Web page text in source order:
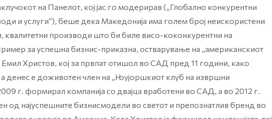
на Панелот, кој јас го модерирав („Глобално конкурентни
и услуги“), беше дека Македонија има голем број неискористени
квалитетни производи што би биле висо-коконкурентни на
за успешна бизнис-приказна, остварување на „американскиот
Христов, кој за првпат отишол во САД пред 11 години, како
а денес е доживотен член на „Њујоршкиот клуб на извршни
г. формирал компанија со двајца вработени во САД, а во 2012 г.
од најуспешните бизнисмодели во светот и препознатлив бренд во